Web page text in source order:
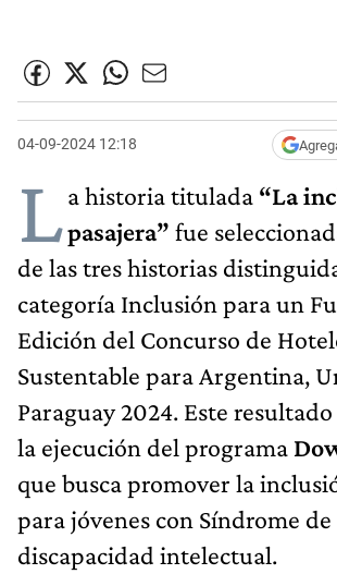
04-09-2024 12:18
La historia titulada “La
pasajera” fue
de las tres historias
categoría Inclusión para un
Edición del Concurso de
Sustentable para Argentina,
Paraguay 2024. Este
la ejecución del programa
que busca promover la
para jóvenes con Síndrome
discapacidad intelectual.